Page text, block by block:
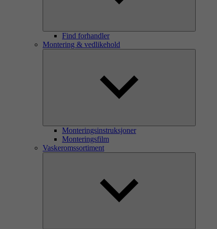
Find forhandler
Montering & vedlikehold
Monteringsinstruksjoner
Monteringsfilm
Vaskeromssortiment